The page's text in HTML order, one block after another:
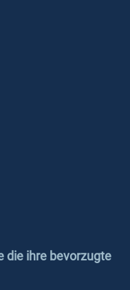
die ihre bevorzugte